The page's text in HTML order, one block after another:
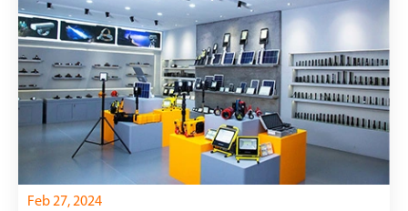
Feb 27, 2024